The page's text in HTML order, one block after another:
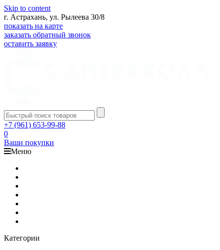
Skip to content
г. Астрахань, ул. Рылеева 30/8
показать на карте
заказать обратный звонок
оставить заявку
+7 (961) 653-99-88
0
Ваши покупки
Меню
Категории